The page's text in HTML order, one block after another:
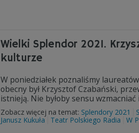
Wielki Splendor 2021.
kulturze
W poniedziałek poznaliśmy
obecny był Krzysztof Czabański,
istnieją. Nie byłoby sensu
Zobacz więcej na temat: Splendory 2021
Janusz Kukuła
Teatr Polskiego Radia W